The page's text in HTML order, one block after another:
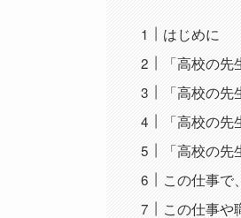
はじめに
「高校の
「高校の
「高校の
「高校の
この仕事で
この仕事や